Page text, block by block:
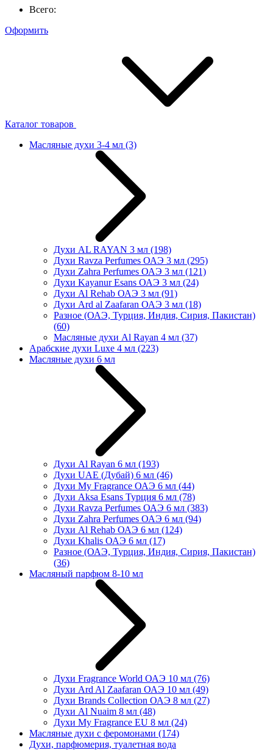
Всего:
Оформить
Каталог товаров
Масляные духи 3-4 мл (3)
Духи AL RAYAN 3 мл (198)
Духи Ravza Perfumes ОАЭ 3 мл (295)
Духи Zahra Perfumes ОАЭ 3 мл (121)
Духи Kayanur Esans ОАЭ 3 мл (24)
Духи Al Rehab ОАЭ 3 мл (91)
Духи Ard al Zaafaran ОАЭ 3 мл (18)
Разное (ОАЭ, Турция, Индия, Сирия, Пакистан)
(60)
Масляные духи Al Rayan 4 мл (37)
Арабские духи Luxe 4 мл (223)
Масляные духи 6 мл
Духи Al Rayan 6 мл (193)
Духи UAE (Дубай) 6 мл (46)
Духи My Fragrance ОАЭ 6 мл (44)
Духи Aksa Esans Турция 6 мл (78)
Духи Ravza Perfumes ОАЭ 6 мл (383)
Духи Zahra Perfumes ОАЭ 6 мл (94)
Духи Al Rehab ОАЭ 6 мл (124)
Духи Khalis ОАЭ 6 мл (17)
Разное (ОАЭ, Турция, Индия, Сирия, Пакистан)
(36)
Масляный парфюм 8-10 мл
Духи Fragrance World ОАЭ 10 мл (76)
Духи Ard Al Zaafaran ОАЭ 10 мл (49)
Духи Brands Collection ОАЭ 8 мл (27)
Духи Al Nuaim 8 мл (48)
Духи My Fragrance EU 8 мл (24)
Масляные духи с феромонами (174)
Духи, парфюмерия, туалетная вода